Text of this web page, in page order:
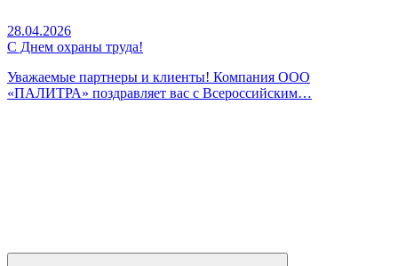
28.04.2026
С Днем охраны труда!
Уважаемые партнеры и клиенты! Компания ООО
«ПАЛИТРА» поздравляет вас с Всероссийским…